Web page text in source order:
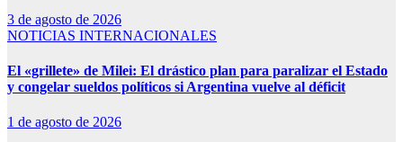
3 de agosto de 2026
NOTICIAS INTERNACIONALES
El «grillete» de Milei: El drástico plan para paralizar el Estado
y congelar sueldos políticos si Argentina vuelve al déficit
1 de agosto de 2026